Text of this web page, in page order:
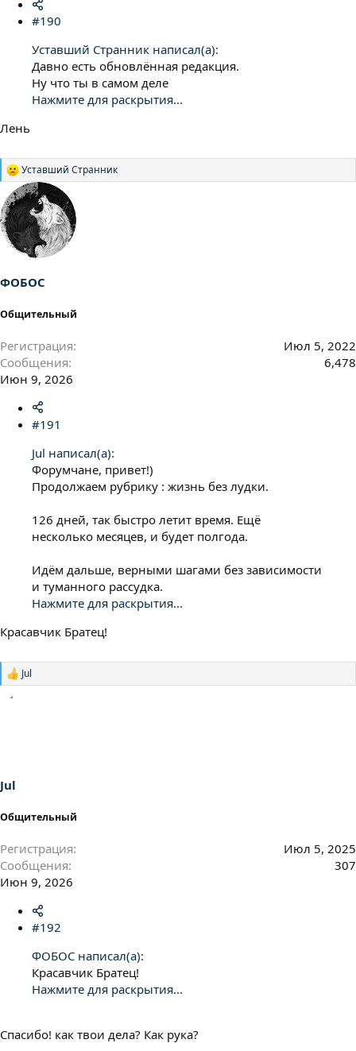
#190
Уставший Странник написал(а):
Давно есть обновлённая редакция.
Ну что ты в самом деле
Нажмите для раскрытия...
Лень
Р
а
к
ц
и
Уставший Странник
ФОБОС
Общительный
Регистрация
Июл 5, 2022
Сообщения
6,478
Июн 9, 2026
#191
Jul написал(а):
Форумчане, привет!)
Продолжаем рубрику : жизнь без лудки.
126 дней, так быстро летит время. Ещё
несколько месяцев, и будет полгода.
Идём дальше, верными шагами без зависимости
и туманного рассудка.
Нажмите для раскрытия...
Красавчик Братец!
Р
Jul
Jul
Общительный
Регистрация
Июл 5, 2025
Сообщения
307
Июн 9, 2026
#192
ФОБОС написал(а):
Красавчик Братец!
Нажмите для раскрытия...
Спасибо! как твои дела? Как рука?